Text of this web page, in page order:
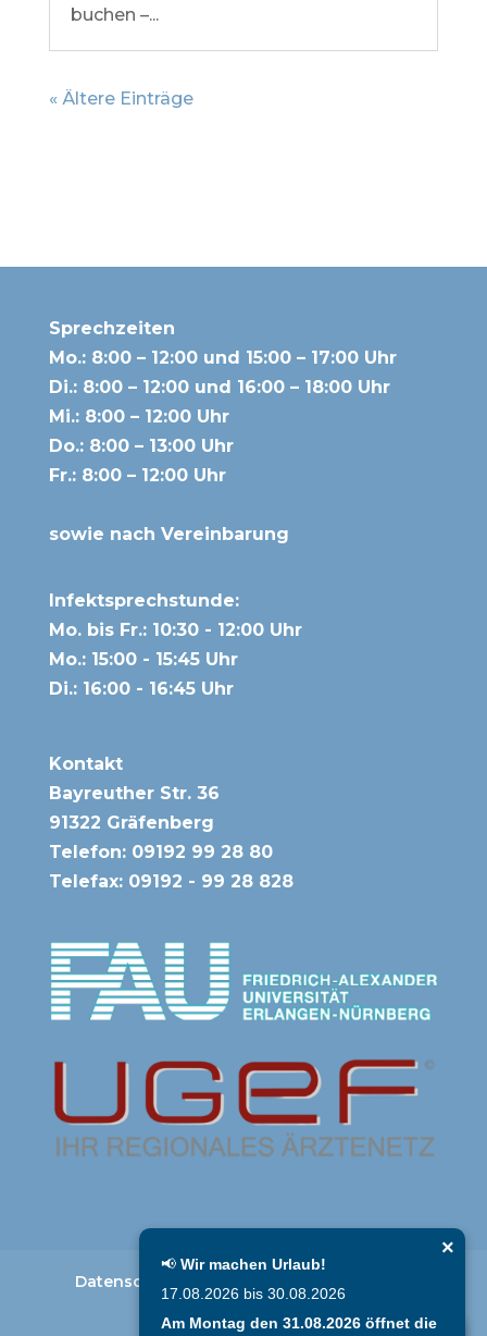
buchen –...
« Ältere Einträge
×
📢 Wir machen Urlaub!
17.08.2026 bis 30.08.2026
Am Montag den 31.08.2026 öffnet die
Sprechzeiten
Mo.: 8:00 – 12:00 und 15:00 – 17:00 Uhr
Di.: 8:00 – 12:00 und 16:00 – 18:00 Uhr
Mi.: 8:00 – 12:00 Uhr
Do.: 8:00 – 13:00 Uhr
Fr.: 8:00 – 12:00 Uhr
sowie nach Vereinbarung
Infektsprechstunde:
Mo. bis Fr.: 10:30 - 12:00 Uhr
Mo.: 15:00 - 15:45 Uhr
Di.: 16:00 - 16:45 Uhr
Kontakt
Bayreuther Str. 36
91322 Gräfenberg
Telefon: 09192 99 28 80
Telefax: 09192 - 99 28 828
Datenschutz